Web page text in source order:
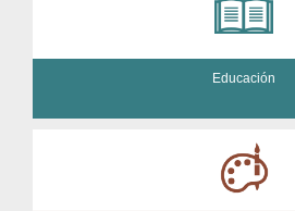
Educación